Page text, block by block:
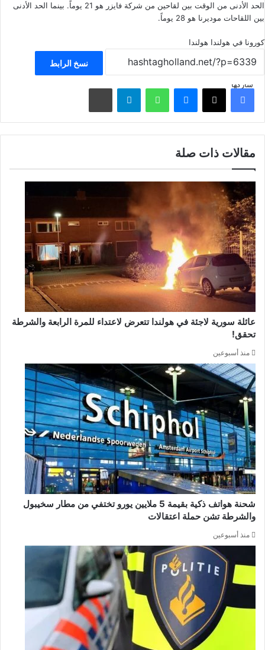
الحد الأدنى من الوقت بين لقاحين من شركة فايزر هو 21 يوماً. بينما الحد الأدنى
بين اللقاحات موديرنا هو 28 يوماً.
كورونا في هولندا هولندا
نسخ الرابط
شاركهافيسبوك ‫X ماسنجر واتساب تيلقرام مشاركة عبر البريد
مقالات ذات صلة
عائلة سورية لاجئة في هولندا تتعرض لاعتداء للمرة الرابعة والشرطة
تحقق!
منذ أسبوعين
شحنة هواتف ذكية بقيمة 5 ملايين يورو تختفي من مطار سخيبول
والشرطة تشن حملة اعتقالات
منذ أسبوعين